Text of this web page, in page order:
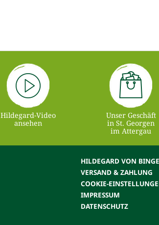
Hildegard-Video
ansehen
Unser Geschäft
in St. Georgen
im Attergau
HILDEGARD VON
VERSAND & ZAHLUNG
COOKIE-
IMPRESSUM
DATENSCHUTZ